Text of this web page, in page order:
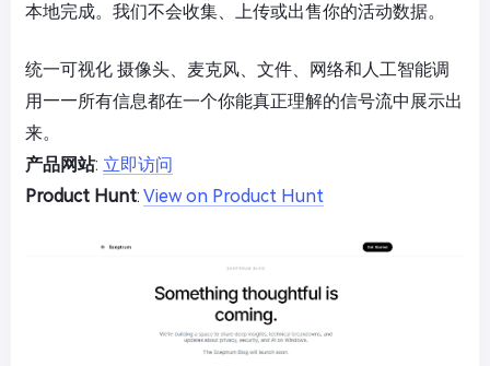
本地完成。我们不会收集、上传或出售你的活动数据。
统一可视化 摄像头、麦克风、文件、网络和人工智能调
用——所有信息都在一个你能真正理解的信号流中展示出
来。
产品网站: 立即访问
Product Hunt: View on Product Hunt